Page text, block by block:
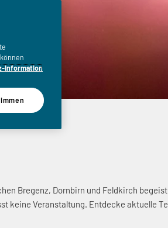
Bregenz, Dornbirn und Feldkirch
keine Veranstaltung. Entdecke aktuelle
Information